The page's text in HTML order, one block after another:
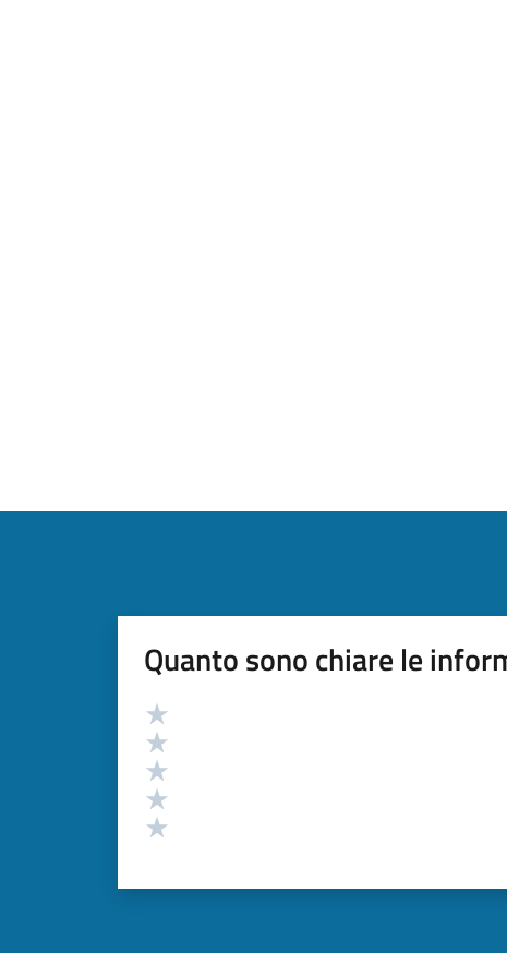
Quanto sono chiare le
Valutazione